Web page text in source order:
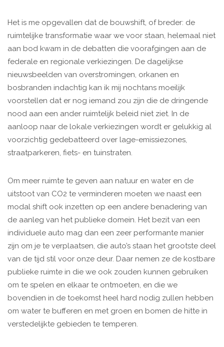
Het is me opgevallen dat de bouwshift, of breder: de
ruimtelijke transformatie waar we voor staan, helemaal niet
aan bod kwam in de debatten die voorafgingen aan de
federale en regionale verkiezingen. De dagelijkse
nieuwsbeelden van overstromingen, orkanen en
bosbranden indachtig kan ik mij nochtans moeilijk
voorstellen dat er nog iemand zou zijn die de dringende
nood aan een ander ruimtelijk beleid niet ziet. In de
aanloop naar de lokale verkiezingen wordt er gelukkig al
voorzichtig gedebatteerd over lage-emissiezones,
straatparkeren, fiets- en tuinstraten.
Om meer ruimte te geven aan natuur en water en de
uitstoot van CO2 te verminderen moeten we naast een
modal shift ook inzetten op een andere benadering van
de aanleg van het publieke domein. Het bezit van een
individuele auto mag dan een zeer performante manier
zijn om je te verplaatsen, die auto’s staan het grootste deel
van de tijd stil voor onze deur. Daar nemen ze de kostbare
publieke ruimte in die we ook zouden kunnen gebruiken
om te spelen en elkaar te ontmoeten, en die we
bovendien in de toekomst heel hard nodig zullen hebben
om water te bufferen en met groen en bomen de hitte in
verstedelijkte gebieden te temperen.